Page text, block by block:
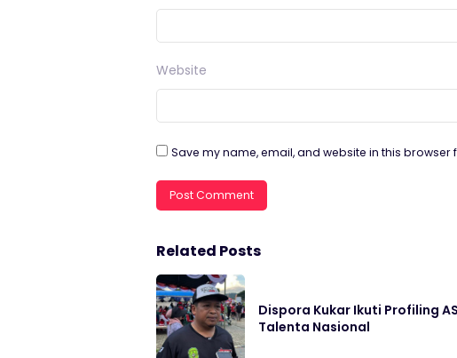
Website
Save my name, email, and website in this browser
Related Posts
Dispora Kukar Ikuti Profiling
Talenta Nasional